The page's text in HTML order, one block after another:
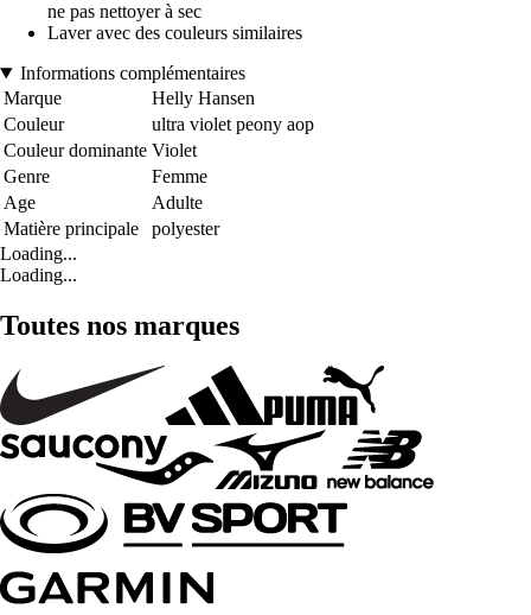
ne pas nettoyer à sec
Laver avec des couleurs similaires
Informations complémentaires
Marque
Helly Hansen
Couleur
ultra violet peony aop
Couleur dominante Violet
Genre
Femme
Age
Adulte
Matière principale
polyester
Loading...
Loading...
Toutes nos marques